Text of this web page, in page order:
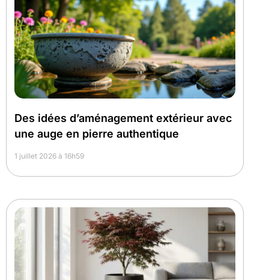
Des idées d’aménagement extérieur avec
une auge en pierre authentique
1 juillet 2026 à 16h59